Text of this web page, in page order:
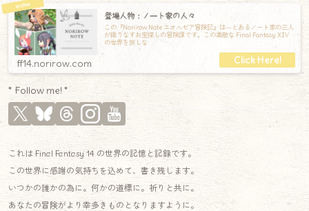
登場人物：ノート家の人々
この『Norirow Note エオルゼア冒険記』は―とあるノート家の三人
が織りなすお宝探しの冒険譚です。この素敵な Final Fantasy XIV
の世界を旅しな
ff14.norirow.com
* Follow me! *
これは Final Fantasy 14 の世界の記憶と記録です。
この世界に感謝の気持ちを込めて、書き残します。
いつかの誰かの為に。何かの道標に。祈りと共に。
あなたの冒険がより幸多きものとなりますように。